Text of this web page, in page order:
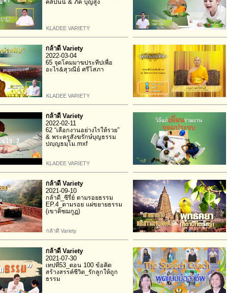
คลิปนนี้ & ภัค บุญสูง
KLADEE VARIETY
กล้าดี Variety
2022-03-04
65 จุดโคมมาฆประทีปเพื่อ
อะไร&สุวณีย์ ศรีโสภา
KLADEE VARIETY
กล้าดี Variety
2022-02-11
62 “เลือกงานอย่างไรให้รวย”
& พระครูสังฆรักษ์บุญธรรม
ปญฺญธมฺโม.mxf
KLADEE VARIETY
กล้าดี Variety
2021-09-10
กล้าดี_ซีรี่ย์ ตามรอยธรรม
EP.4_ตามรอย แผ่ขยายธรรม
(เขาคิชฌกูฏ)
กล้าดี Variety
กล้าดี Variety
2021-07-30
เทปที่53_ตอน 100 ข้อคิด
สร้างสรรค์ชีวิต_รักลูกให้ถูก
ธรรม